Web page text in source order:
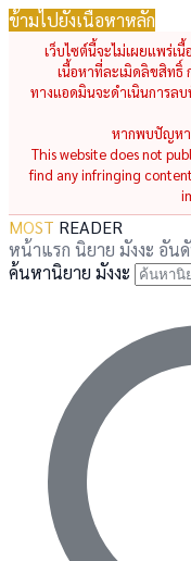
ข้ามไปยังเนื้อหาหลัก
เว็บไซต์นี้จะไม่เผยแพร่เ
เนื้อหาที่ละเมิดลิขสิทธิ์
ทางแอดมินจะดำเนินการล
หากพบปัญหา
This website does not
find any infringing
MOST READER
หน้าแรก นิยาย มังงะ อัน
ค้นหานิยาย มังงะ